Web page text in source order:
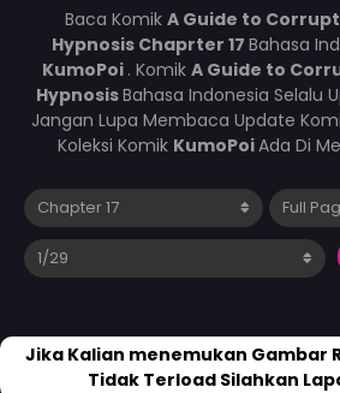
Baca Komik A Guide to
Hypnosis Chaprter 17 Bahasa
KumoPoi . Komik A Guide to
HypnosisBahasa Indonesia Selalu
Jangan Lupa Membaca Update
Koleksi Komik KumoPoiAda Di
Jika Kalian menemukan Gambar
Tidak Terload Silahkan